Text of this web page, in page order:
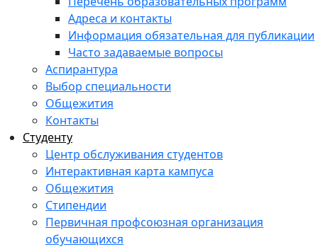
Адреса и контакты
Информация обязательная для публикации
Часто задаваемые вопросы
Аспирантура
Выбор специальности
Общежития
Контакты
Студенту
Центр обслуживания студентов
Интерактивная карта кампуса
Общежития
Стипендии
Первичная профсоюзная организация
обучающихся